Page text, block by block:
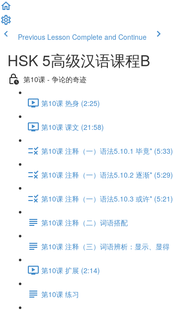
Previous Lesson Complete and Continue
HSK 5高级汉语课程B
第10课 - 争论的奇迹
第10课 热身 (2:25)
第10课 课文 (21:58)
第10课 注释（一）语法5.10.1 毕竟* (5:33)
第10课 注释（一）语法5.10.2 逐渐* (5:29)
第10课 注释（一）语法5.10.3 或许* (5:21)
第10课 注释（二）词语搭配
第10课 注释（三）词语辨析：显示、显得
第10课 扩展 (2:14)
第10课 练习